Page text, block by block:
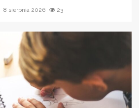
8 sierpnia 2026 23